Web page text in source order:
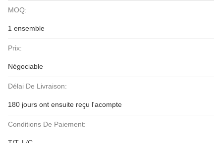
MOQ:
1 ensemble
Prix:
Négociable
Délai De Livraison:
180 jours ont ensuite reçu l'acompte
Conditions De Paiement: